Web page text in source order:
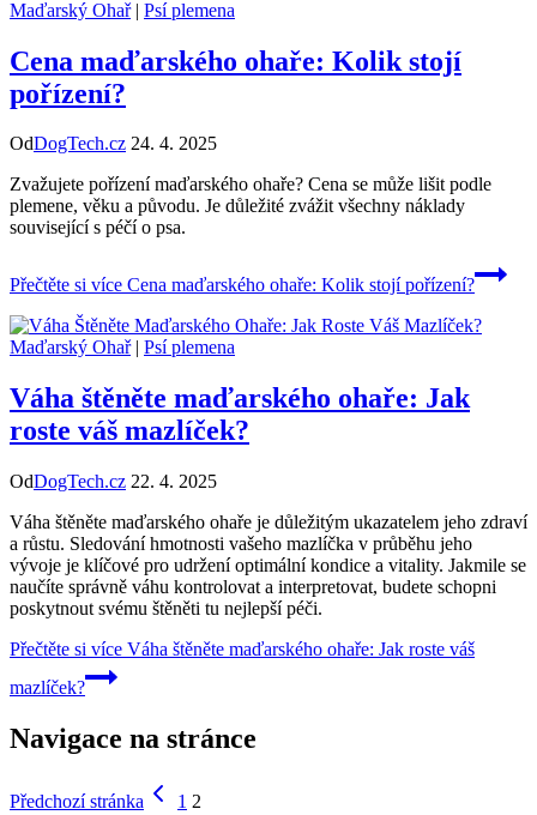
Maďarský Ohař| Psí plemena
Cena maďarského ohaře: Kolik stojí
pořízení?
OdDogTech.cz 24. 4. 2025
Zvažujete pořízení maďarského ohaře? Cena se může lišit podle
plemene, věku a původu. Je důležité zvážit všechny náklady
související s péčí o psa.
Přečtěte si více Cena maďarského ohaře: Kolik stojí pořízení?
Maďarský Ohař| Psí plemena
Váha štěněte maďarského ohaře: Jak
roste váš mazlíček?
OdDogTech.cz 22. 4. 2025
Váha štěněte maďarského ohaře je důležitým ukazatelem jeho zdraví
a růstu. Sledování hmotnosti vašeho mazlíčka v průběhu jeho
vývoje je klíčové pro udržení optimální kondice a vitality. Jakmile se
naučíte správně váhu kontrolovat a interpretovat, budete schopni
poskytnout svému štěněti tu nejlepší péči.
Přečtěte si více Váha štěněte maďarského ohaře: Jak roste váš
mazlíček?
Navigace na stránce
Předchozí stránka 1 2